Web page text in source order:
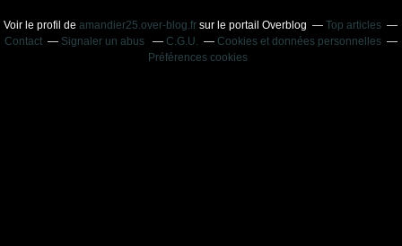
Voir le profil deamandier25.over-blog.fr sur le portail Overblog
Top articles
Contact
Signaler un abus C.G.U.
Cookies et données personnelles
Préférences cookies